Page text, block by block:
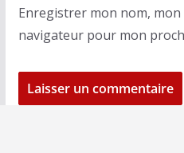
Enregistrer mon nom,
navigateur pour mon